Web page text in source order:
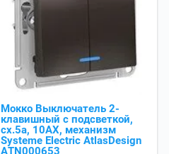
Мокко Выключатель 2-
клавишный с подсветкой,
сх.5а, 10АХ, механизм
Systeme Electric AtlasDesign
ATN000653